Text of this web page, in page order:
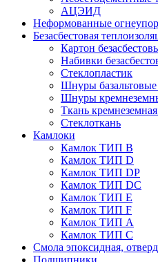
АЦЭИД
Неформованные
Безасбестовая
Картон
Набивки
Стеклопластик
Шнуры
Шнуры
Ткань
Стеклоткань
Камлоки
Камлок ТИП B
Камлок ТИП D
Камлок ТИП DP
Камлок ТИП DС
Камлок ТИП E
Камлок ТИП F
Камлок ТИП А
Камлок ТИП С
Смола эпоксидная,
Подшипники